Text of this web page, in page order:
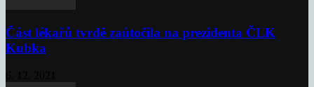
Část lékařů tvrdě zaútočila na prezidenta ČLK
Kubka